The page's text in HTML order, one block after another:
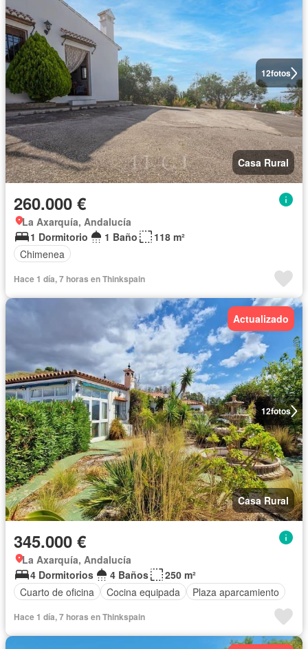
12fotos
Casa Rural
260.000 €
La Axarquía, Andalucía
1 Dormitorio
1 Baño
118 m²
Chimenea
Hace 1 día, 7 horas en Thinkspain
12fotos
Actualizado
Casa Rural
345.000 €
La Axarquía, Andalucía
4 Dormitorios
4 Baños
250 m²
Cuarto de oficina
Cocina equipada Plaza aparcamiento
Hace 1 día, 7 horas en Thinkspain